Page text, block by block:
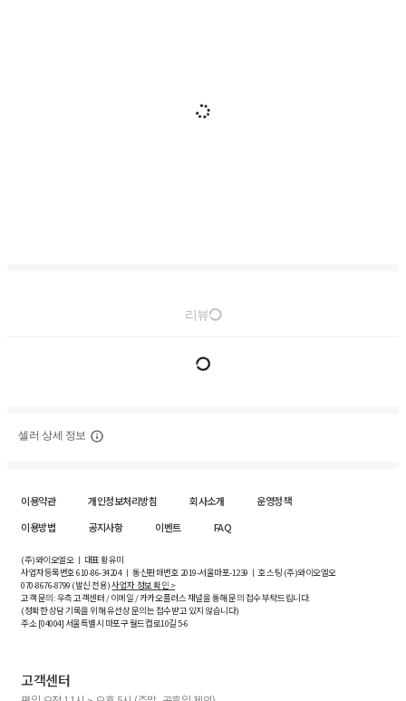
리뷰
셀러 상세 정보
이용약관 개인정보처리방침 회사소개
운영정책
이용방법
공지사항 이벤트 FAQ
(주)와이오엘오 ㅣ 대표 황유미
사업자등록번호610-86-34204ㅣ 통신판매번호 2019-서울마포-1239 ㅣ 호스팅 (주)와이오엘오
070-8676-8799 (발신 전용)사업자 정보 확인 >
고객 문의: 우측 고객센터 / 이메일 / 카카오플러스 채널을 통해 문의 접수 부탁드립니다.
(정확한 상담 기록을 위해 유선상 문의는 접수받고 있지 않습니다)
주소 [04004] 서울특별시 마포구 월드컵로10길5-6
고객센터